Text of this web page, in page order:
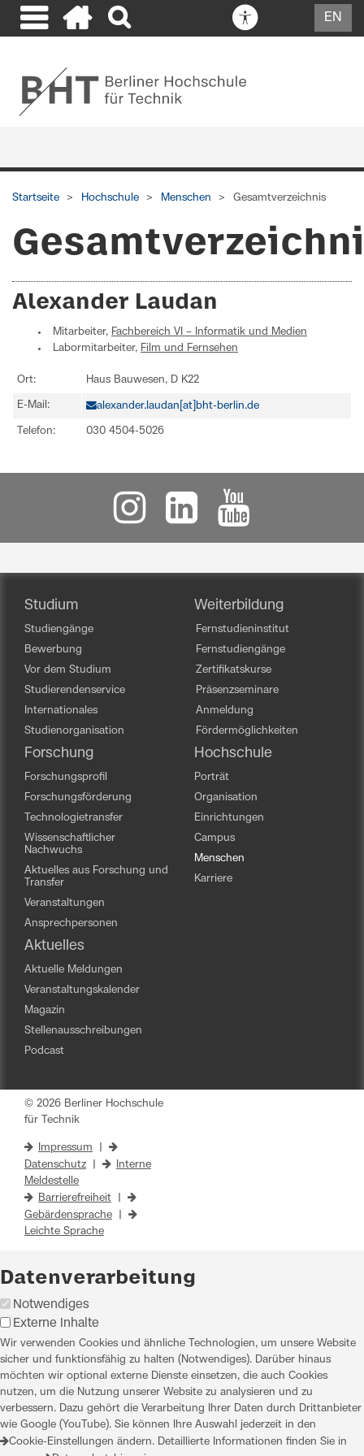
EN
Startseite Hochschule Menschen Gesamtverzeichnis
Alexander Laudan
Mitarbeiter, Fachbereich VI – Informatik und Medien
Labormitarbeiter, Film und Fernsehen
Ort: Haus Bauwesen, D K22
E-Mail: alexander.laudan[at]bht-berlin.de
Telefon: 030 4504-5026
Studium
Studiengänge
Bewerbung
Vor dem Studium
Studierendenservice
Internationales
Studienorganisation
Weiterbildung
Fernstudieninstitut
Fernstudiengänge
Zertifikatskurse
Präsenzseminare
Anmeldung
Fördermöglichkeiten
Forschung
Forschungsprofil
Forschungsförderung
Technologietransfer
Wissenschaftlicher
Nachwuchs
Aktuelles aus Forschung und
Transfer
Veranstaltungen
Ansprechpersonen
Hochschule
Porträt
Organisation
Einrichtungen
Campus
Menschen
Karriere
Aktuelles
Aktuelle Meldungen
Veranstaltungskalender
Magazin
Stellenausschreibungen
Podcast
© 2026 Berliner Hochschule
für Technik
Impressum
Datenschutz
Interne
Meldestelle
Barrierefreiheit
Gebärdensprache
Leichte Sprache
Datenverarbeitung
Notwendiges
Externe Inhalte
Wir verwenden Cookies und ähnliche Technologien, um unsere Website
sicher und funktionsfähig zu halten (Notwendiges). Darüber hinaus
möchten wir optional externe Dienste einsetzen, die auch Cookies
nutzen, um die Nutzung unserer Website zu analysieren und zu
verbessern. Dazu gehört die Verarbeitung Ihrer Daten durch Drittanbieter
wie Google (YouTube). Sie können Ihre Auswahl jederzeit in den
Cookie-Einstellungen ändern. Detaillierte Informationen finden Sie in